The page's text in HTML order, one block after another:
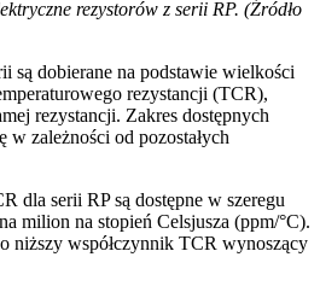
rezystorów z serii RP. (Źródło
są dobierane na podstawie wielkości
rezystancji (TCR),
rezystancji. Zakres dostępnych
w zależności od pozostałych
dla serii RP są dostępne w szeregu
milion na stopień Celsjusza (ppm/°C).
niższy współczynnik TCR wynoszący